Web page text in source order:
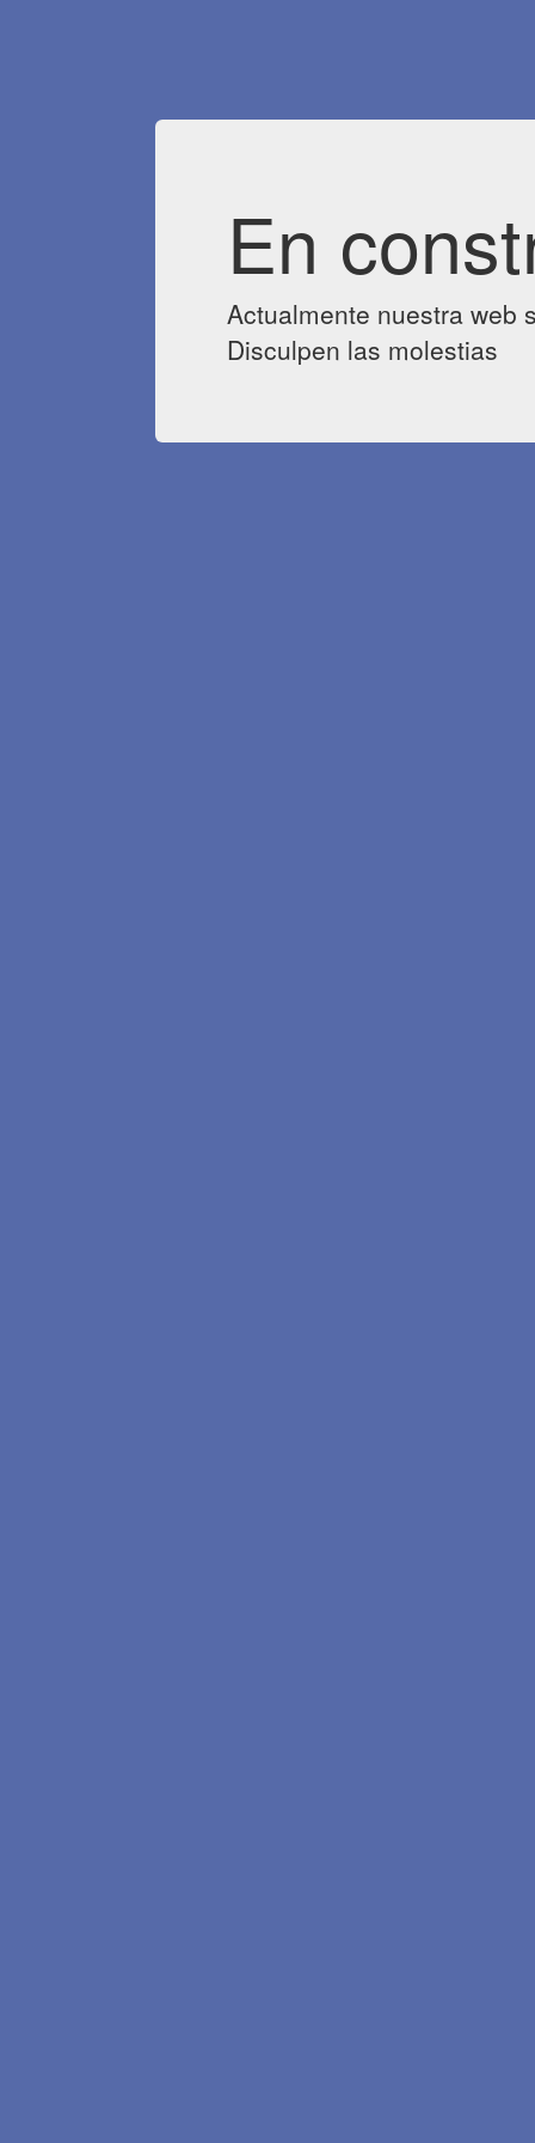
En
Actualmente nuestra web
Disculpen las molestias